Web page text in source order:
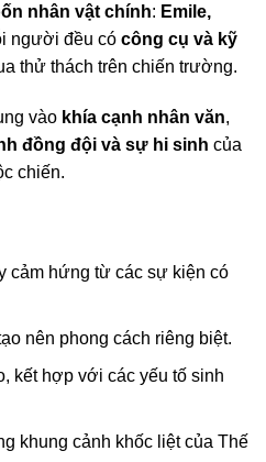
nhân vật chính: Emile,
người đều có công cụ và kỹ
thử thách trên chiến trường.
vào khía cạnh nhân văn,
đồng đội và sự hi sinh của
chiến.
cảm hứng từ các sự kiện có
nên phong cách riêng biệt.
kết hợp với các yếu tố sinh
khung cảnh khốc liệt của Thế